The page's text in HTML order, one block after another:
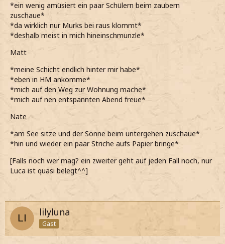
*ein wenig amüsiert ein paar Schülern beim zaubern
zuschaue*
*da wirklich nur Murks bei raus klommt*
*deshalb meist in mich hineinschmunzle*
Matt
*meine Schicht endlich hinter mir habe*
*eben in HM ankomme*
*mich auf den Weg zur Wohnung mache*
*mich auf nen entspannten Abend freue*
Nate
*am See sitze und der Sonne beim untergehen zuschaue*
*hin und wieder ein paar Striche aufs Papier bringe*
[Falls noch wer mag? ein zweiter geht auf jeden Fall noch, nur
Luca ist quasi belegt^^]
lilyluna
Gast